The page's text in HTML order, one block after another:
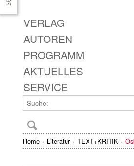
VERLAG
AUTOREN
PROGRAMM
AKTUELLES
SERVICE
Home Literatur TEXT+KRITIK